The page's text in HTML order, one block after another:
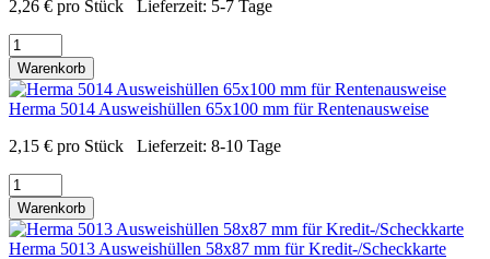
2,26 € pro Stück Lieferzeit: 5-7 Tage
Warenkorb
Herma 5014 Ausweishüllen 65x100 mm für Rentenausweise
2,15 € pro Stück Lieferzeit: 8-10 Tage
Warenkorb
Herma 5013 Ausweishüllen 58x87 mm für Kredit-/Scheckkarte